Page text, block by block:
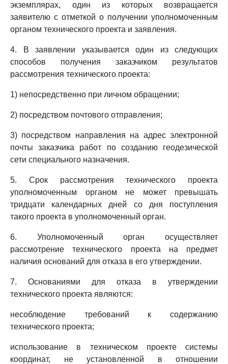
экземплярах, один из которых возвращается
заявителю с отметкой о получении уполномоченным
органом технического проекта и заявления.
4. В заявлении указывается один из следующих
способов получения заказчиком результатов
рассмотрения технического проекта:
1) непосредственно при личном обращении;
2) посредством почтового отправления;
3) посредством направления на адрес электронной
почты заказчика работ по созданию геодезической
сети специального назначения.
5. Срок рассмотрения технического проекта
уполномоченным органом не может превышать
тридцати календарных дней со дня поступления
такого проекта в уполномоченный орган.
6. Уполномоченный орган осуществляет
рассмотрение технического проекта на предмет
наличия оснований для отказа в его утверждении.
7. Основаниями для отказа в утверждении
технического проекта являются:
несоблюдение требований к содержанию
технического проекта;
использование в техническом проекте системы
координат, не установленной в отношении